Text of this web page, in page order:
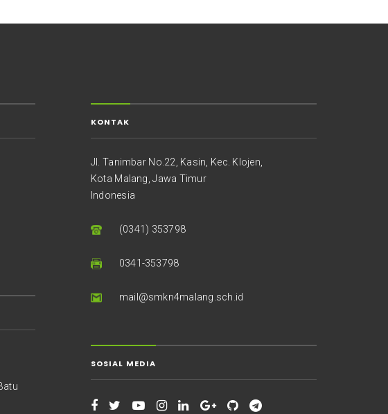
KONTAK
Jl. Tanimbar No.22, Kasin, Kec. Klojen,
Kota Malang, Jawa Timur
Indonesia
(0341) 353798
0341-353798
mail@smkn4malang.sch.id
SOSIAL MEDIA